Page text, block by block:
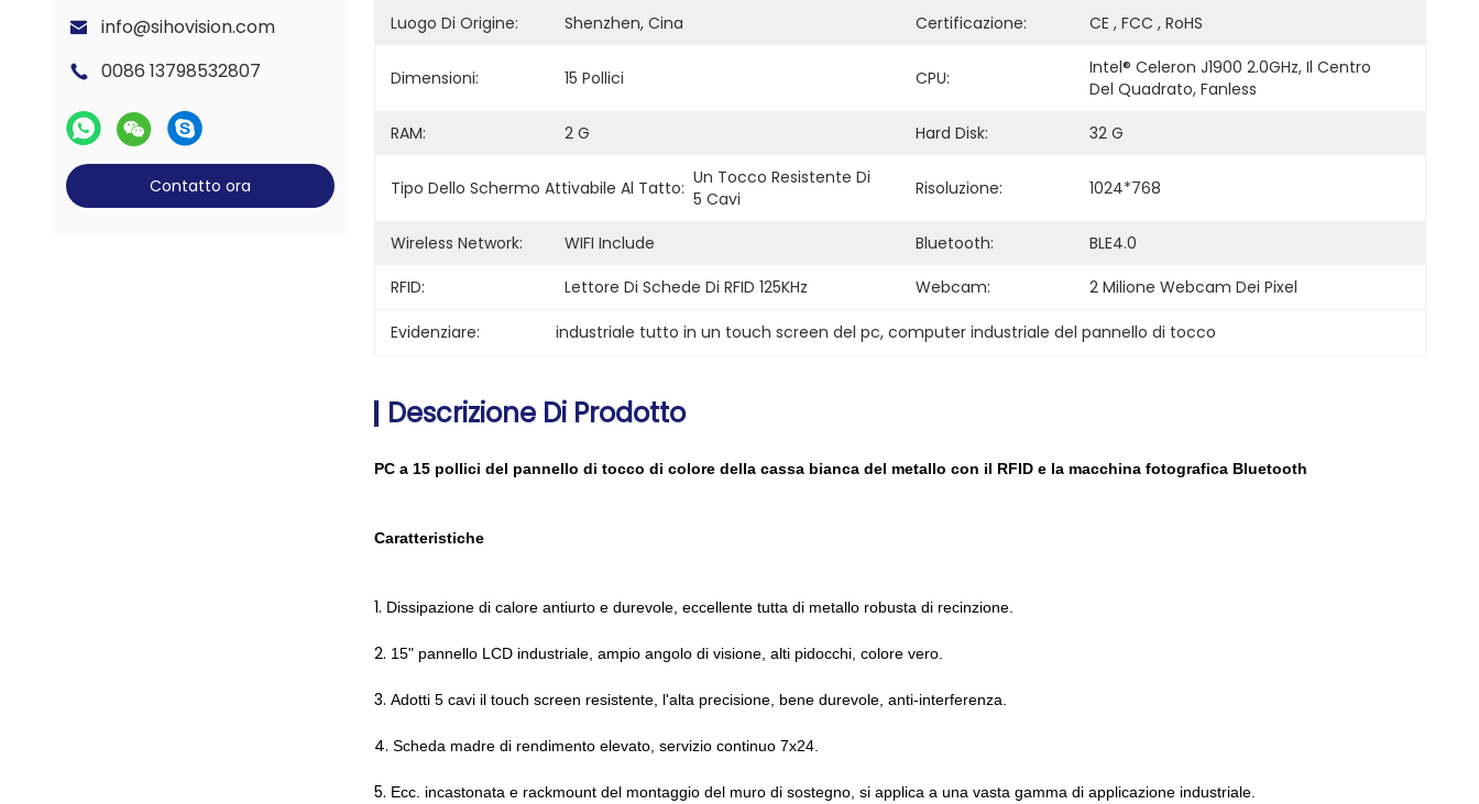
info@sihovision.com
0086 13798532807
Contatto ora
Luogo Di Origine: Shenzhen, Cina Certificazione: CE , FCC , RoHS
Dimensioni: 15 Pollici CPU:
Intel® Celeron J1900 2.0GHz, Il Centro
Del Quadrato, Fanless
RAM:
2 G Hard Disk: 32 G
Tipo Dello Schermo Attivabile Al Tatto: Un Tocco Resistente Di
5 Cavi
Risoluzione: 1024*768
Wireless Network: WIFI Include Bluetooth:
BLE4.0
RFID:
Lettore Di Schede Di RFID 125KHz Webcam: 2 Milione Webcam Dei Pixel
Evidenziare: industriale tutto in un touch screen del pc, computer industriale del pannello di tocco
Descrizione Di Prodotto
PC a 15 pollici del pannello di tocco di colore della cassa bianca del metallo con il RFID e la macchina fotografica Bluetooth
Caratteristiche
1. Dissipazione di calore antiurto e durevole, eccellente tutta di metallo robusta di recinzione.
2. 15" pannello LCD industriale, ampio angolo di visione, alti pidocchi, colore vero.
3. Adotti 5 cavi il touch screen resistente, l'alta precisione, bene durevole, anti-interferenza.
4. Scheda madre di rendimento elevato, servizio continuo 7x24.
5. Ecc. incastonata e rackmount del montaggio del muro di sostegno, si applica a una vasta gamma di applicazione industriale.